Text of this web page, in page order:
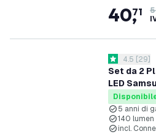
40,
71
Set da 2
LED
lm/W -
apri il
4.5 stelle di
4.5 [29]
5 anni di
140 lumen
incl.